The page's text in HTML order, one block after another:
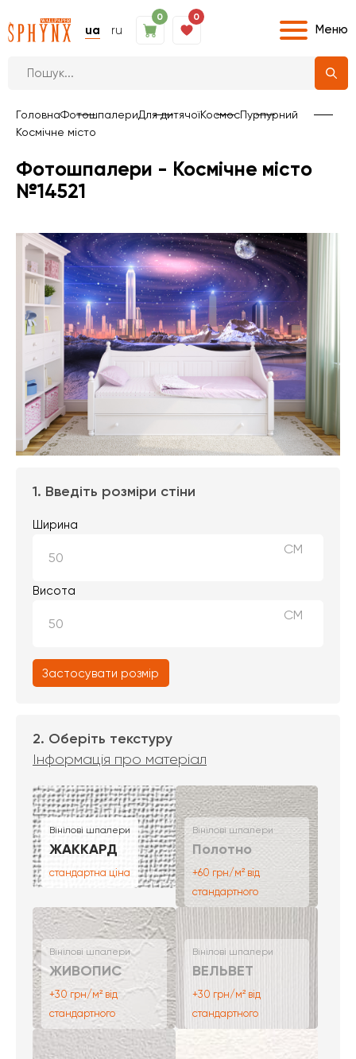
ua ru
0 0
Меню
ГоловнаФотошпалериДля дитячоїКосмосПурпурний
Космічне місто
Фотошпалери - Космічне місто
№14521
1. Введіть розміри стіни
Ширина
СМ
Висота
СМ
Застосувати розмір
2. Оберіть текстуру
Інформація про матеріал
Вінілові шпалери
ЖАККАРД
стандартна ціна
Вінілові шпалери
Полотно
+60 грн/м² від
стандартного
Вінілові шпалери
ЖИВОПИС
+30 грн/м² від
стандартного
Вінілові шпалери
ВЕЛЬВЕТ
+30 грн/м² від
стандартного